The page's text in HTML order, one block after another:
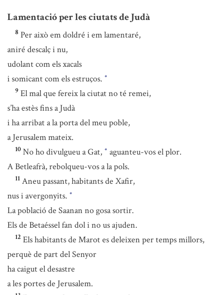
Lamentació per les ciutats de Judà
8 Per això em doldré i em lamentaré,
aniré descalç i nu,
udolant com els xacals
i somicant com els estruços. *
9 El mal que fereix la ciutat no té remei,
s’ha estès fins a Judà
i ha arribat a la porta del meu poble,
a Jerusalem mateix.
10 No ho divulgueu a Gat, * aguanteu-vos el plor.
A Betleafrà, rebolqueu-vos a la pols.
11 Aneu passant, habitants de Xafir,
nus i avergonyits. *
La població de Saanan no gosa sortir.
Els de Betaéssel fan dol i no us ajuden.
12 Els habitants de Marot es deleixen per temps millors,
perquè de part del Senyor
ha caigut el desastre
a les portes de Jerusalem.